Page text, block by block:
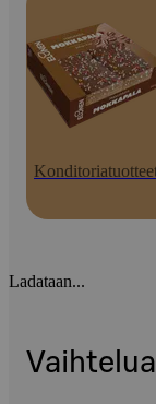
Ladataan...